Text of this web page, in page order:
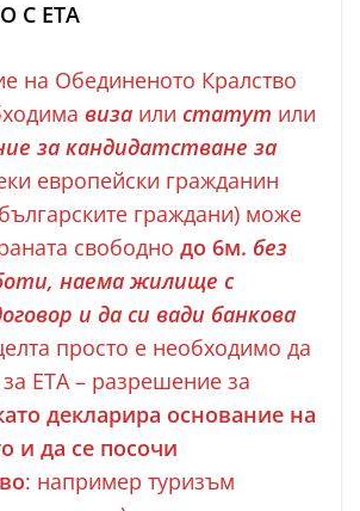
С ETA
на Обединеното Кралство
виза или статут или
за кандидатстване за
европейски гражданин
граждани) може
свободно до 6м. без
наема жилище с
и да си вади банкова
просто е необходимо да
за ЕТА – разрешение за
декларира основание на
и да се посочи
: например туризъм